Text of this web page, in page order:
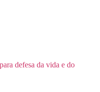
defesa da vida e do